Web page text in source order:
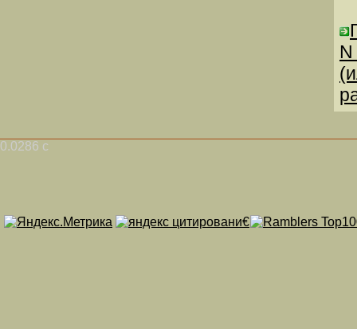
0.0286 с